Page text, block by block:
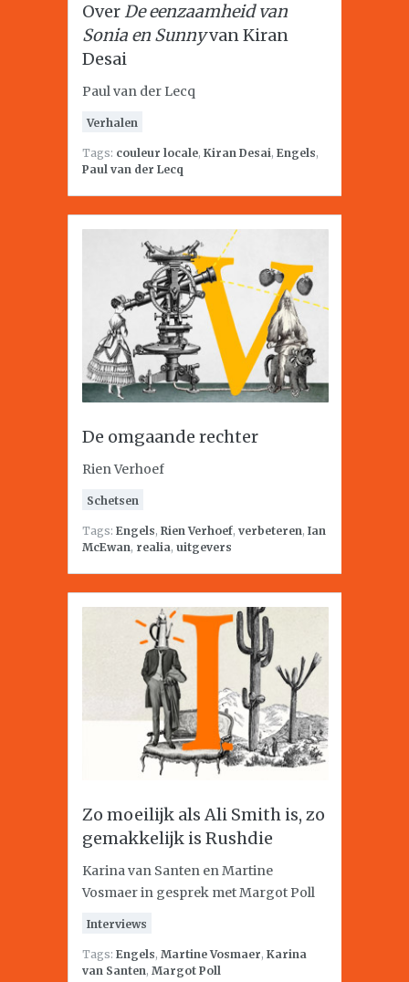
OverDe eenzaamheid van
Sonia en Sunnyvan Kiran
Desai
Paul van der Lecq
Verhalen
Tags: couleur locale, Kiran Desai, Engels,
Paul van der Lecq
De omgaande rechter
Rien Verhoef
Schetsen
Tags: Engels, Rien Verhoef, verbeteren, Ian
McEwan, realia, uitgevers
Zo moeilijk als Ali Smith is, zo
gemakkelijk is Rushdie
Karina van Santen en Martine
Vosmaer in gesprek met Margot Poll
Interviews
Tags: Engels, Martine Vosmaer, Karina
van Santen, Margot Poll